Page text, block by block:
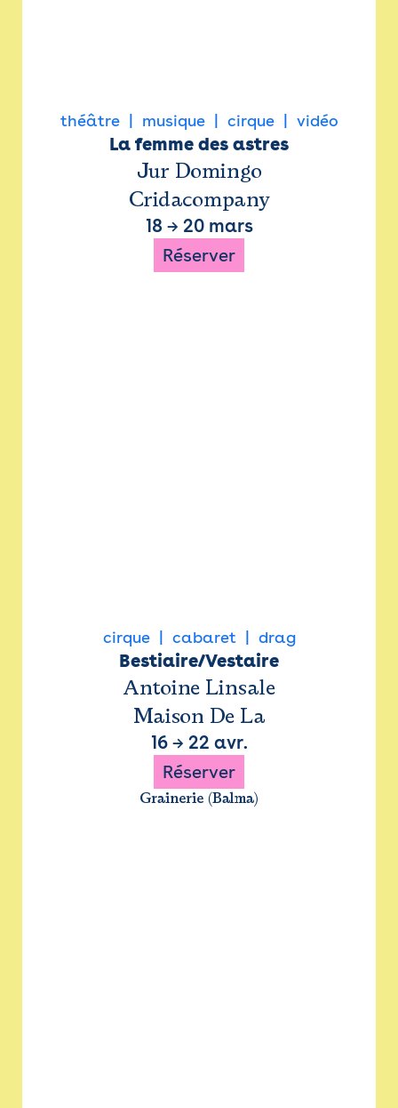
théâtre musique cirque vidéo
La femme des astres
Jur Domingo
Cridacompany
18 → 20 mars
Réserver
cirque cabaret drag
Bestiaire/Vestaire
Antoine Linsale
Maison De La
16→ 22 avr.
Réserver
Grainerie (Balma)